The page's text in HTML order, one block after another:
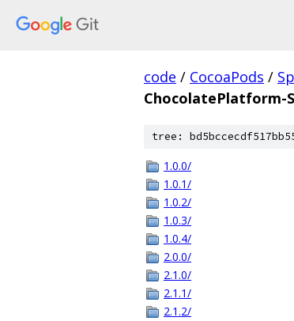
code / CocoaPods /
ChocolatePlatform-
tree:
1.0.0/
1.0.1/
1.0.2/
1.0.3/
1.0.4/
2.0.0/
2.1.0/
2.1.1/
2.1.2/